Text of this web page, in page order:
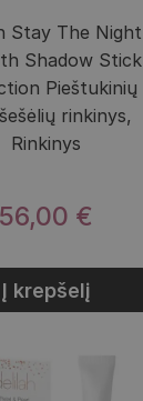
Stay The Night
Shadow Stick
Pieštukinių
rinkinys,
Rinkinys
56,00 €
Į krepšelį